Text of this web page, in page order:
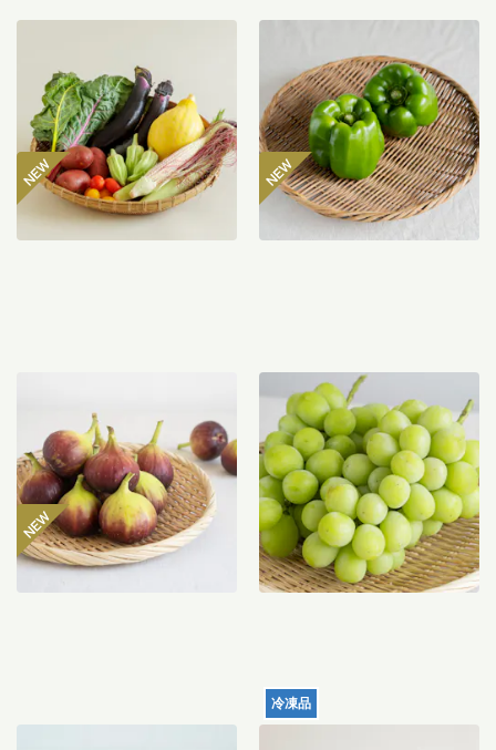
2,980円
マン 300g
485円〜
ームのいちじく 12個入り
（特栽相当）
送料込 3,850円
【産地直送】やまなし笛吹
のシャインマスカット
1.2kg（特栽相当）
送料込 6,580円
冷凍品